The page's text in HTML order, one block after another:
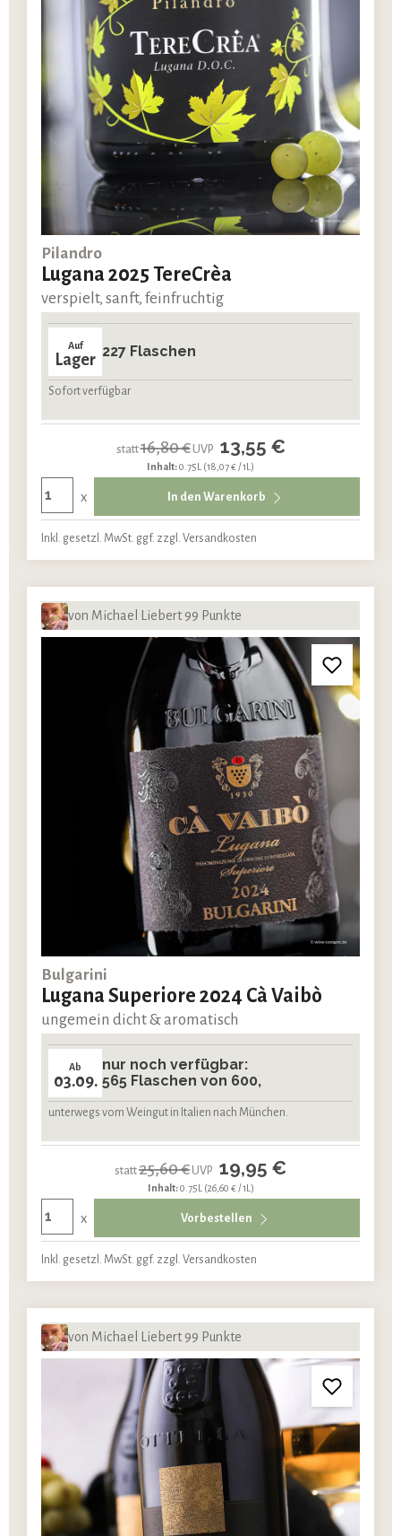
Pilandro
Lugana 2025 TereCrèa
verspielt, sanft, feinfruchtig
Auf
Lager 227 Flaschen
Sofort verfügbar
statt16,80 €UVP 13,55 €
Inhalt:0.75L (18,07 € / 1L)
x In den Warenkorb
Inkl. gesetzl. MwSt. ggf. zzgl. Versandkosten
von Michael Liebert 99 Punkte
Bulgarini
Lugana Superiore 2024 Cà Vaibò
ungemein dicht & aromatisch
Ab
03.09.
nur noch verfügbar:
565 Flaschen von 600,
unterwegs vom Weingut in Italien nach München.
statt25,60 €UVP 19,95 €
Inhalt:0.75L (26,60 € / 1L)
x Vorbestellen
Inkl. gesetzl. MwSt. ggf. zzgl. Versandkosten
von Michael Liebert 99 Punkte